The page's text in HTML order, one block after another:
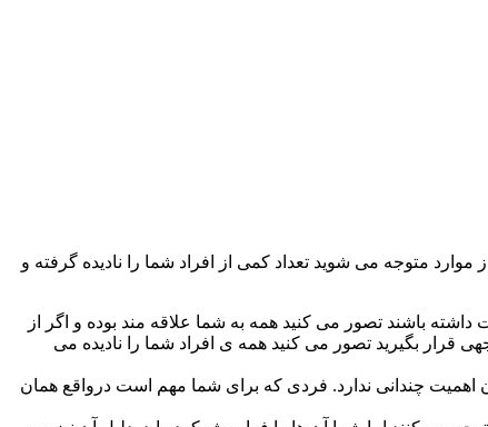
متوجه می شوید تعداد کمی از افراد شما را نادیده گرفته و
باشند تصور می کنید همه به شما علاقه مند بوده و اگر از
قرار بگیرید تصور می کنید همه ی افراد شما را نادیده می
چندانی ندارد. فردی که برای شما مهم است درواقع همان